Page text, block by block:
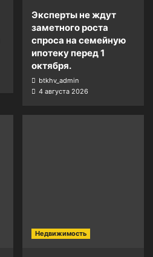
Эксперты не ждут
заметного роста
спроса на семейную
ипотеку перед 1
октября.
btkhv_admin
4 августа 2026
Недвижимость